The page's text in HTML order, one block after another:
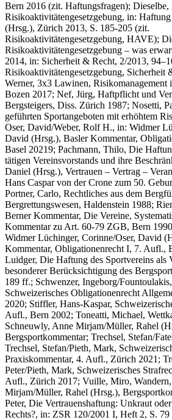
Bern 2016 (zit. Haftungsfragen); Dieselbe,
Risikoaktivitätengesetzgebung, in:
(Hrsg.), Zürich 2013, S. 185-205 (zit.
Risikoaktivitätengesetzgebung, HAVE);
Risikoaktivitätengesetzgebung – was
2014, in: Sicherheit & Recht, 2/2013,
Risikoaktivitätengesetzgebung, Sicherheit
Werner, 3x3 Lawinen, Risikomanagement
Bozen 2017; Nef, Jürg, Haftpflicht und
Bergsteigers, Diss. Zürich 1987; Nosetti,
geführten Sportangeboten mit erhöhtem
Oser, David/Weber, Rolf H., in: Widmer
David (Hrsg.), Basler Kommentar,
Basel 20219; Pachmann, Thilo, Die
tätigen Vereinsvorstands und ihre
Daniel (Hrsg.), Vertrauen – Vertrag –
Hans Caspar von der Crone zum 50.
Portner, Carlo, Rechtliches aus dem
Bergrettungswesen, Haldenstein 1988;
Berner Kommentar, Die Vereine,
Kommentar zu Art. 60-79 ZGB, Bern
Widmer Lüchinger, Corinne/Oser, David
Kommentar, Obligationenrecht I, 7. Aufl.,
Luidger, Die Haftung des Sportvereins als
besonderer Berücksichtigung des
189 ff.; Schwenzer, Ingeborg/
Schweizerisches Obligationenrecht
2020; Stiffler, Hans-Kaspar,
Aufl., Bern 2002; Toneatti, Michael,
Schneuwly, Anne Mirjam/Müller, Rahel
Bergsportkommentar; Trechsel, Stefan/
Trechsel, Stefan/Pieth, Mark,
Praxiskommentar, 4. Aufl., Zürich 2021;
Peter/Pieth, Mark, Schweizerisches
Aufl., Zürich 2017; Vuille, Miro,
Mirjam/Müller, Rahel (Hrsg.),
Peter, Die Vertrauenshaftung: Unkraut
Rechts?, in: ZSR 120/2001 I, Heft 2, S. 79